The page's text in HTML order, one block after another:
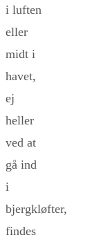
i luften
eller
midt i
havet,
ej
heller
ved at
gå ind
i
bjergkløfter,
findes